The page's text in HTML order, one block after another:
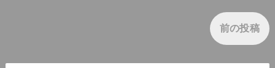
前の投稿